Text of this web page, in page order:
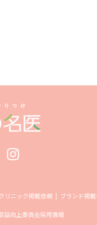
リニック掲載依頼 ブランド掲
益向上委員会採用情報